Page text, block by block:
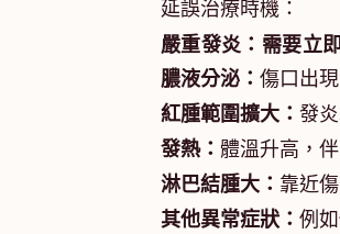
延誤治療時機：
嚴重發炎：需要立
膿液分泌： 傷口出
紅腫範圍擴大： 發
發熱： 體溫升高，
淋巴結腫大： 靠近
其他異常症狀： 例